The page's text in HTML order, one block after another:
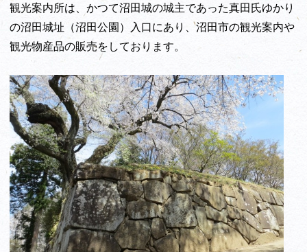
観光案内所は、かつて沼田城の城主であった真田氏ゆかり
の沼田城址（沼田公園）入口にあり、沼田市の観光案内や
観光物産品の販売をしております。